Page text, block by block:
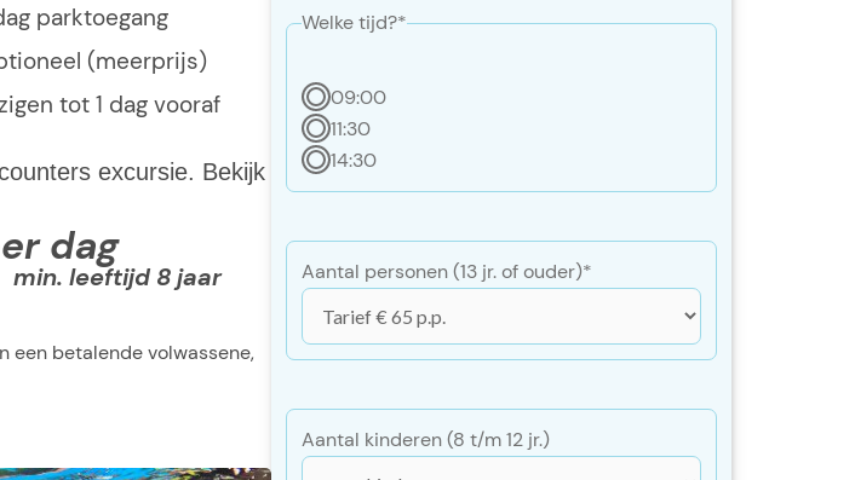
parktoegang
(meerprijs)
tot 1 dag vooraf
excursie. Bekijk
dag
min. leeftijd 8 jaar
een betalende volwassene,
dash
Welke tijd?*
09:00
11:30
14:30
Aantal personen (13 jr. of ouder)*
Aantal kinderen (8 t/m 12 jr.)